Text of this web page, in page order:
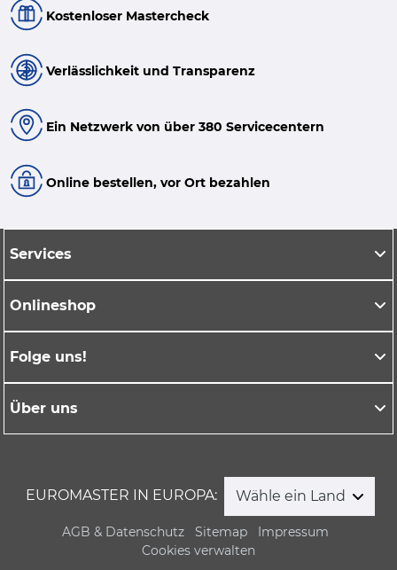
Kostenloser Mastercheck
Verlässlichkeit und Transparenz
Ein Netzwerk von über 380 Servicecentern
Online bestellen, vor Ort bezahlen
Services
Onlineshop
Folge uns!
Über uns
EUROMASTER IN EUROPA: Wähle ein Land
AGB & Datenschutz Sitemap
Impressum
Cookies verwalten